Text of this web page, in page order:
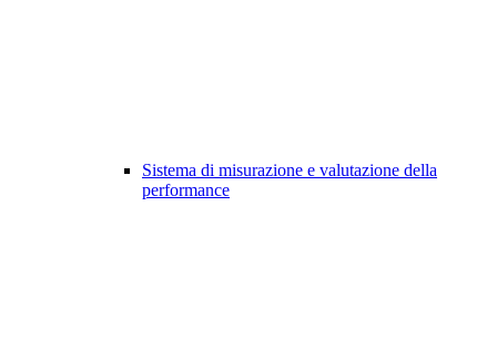
Sistema di misurazione e valutazione della
performance